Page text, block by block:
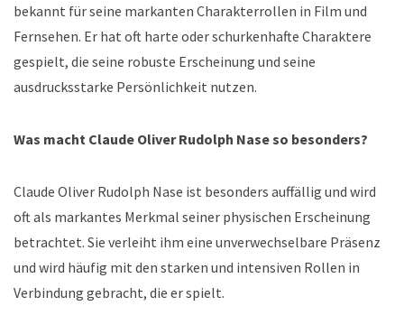
bekannt für seine markanten Charakterrollen in Film und
Fernsehen. Er hat oft harte oder schurkenhafte Charaktere
gespielt, die seine robuste Erscheinung und seine
ausdrucksstarke Persönlichkeit nutzen.
Was macht Claude Oliver Rudolph Nase so besonders?
Claude Oliver Rudolph Nase ist besonders auffällig und wird
oft als markantes Merkmal seiner physischen Erscheinung
betrachtet. Sie verleiht ihm eine unverwechselbare Präsenz
und wird häufig mit den starken und intensiven Rollen in
Verbindung gebracht, die er spielt.